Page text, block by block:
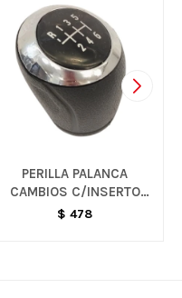
PERILLA PALANCA
CAMBIOS C/INSERTO
CROMADO - VARIOS
$ 478